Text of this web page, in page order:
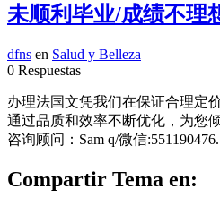
未顺利毕业/成绩不理
dfns en Salud y Belleza
0 Respuestas
办理法国文凭我们在保证合理定
通过品质和效率不断优化，为您
咨询顾问：Sam q/微信
Compartir Tema en: